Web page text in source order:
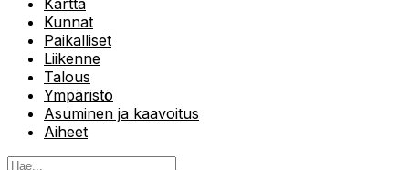
Kunnat
Paikalliset
Liikenne
Talous
Ympäristö
Asuminen ja kaavoitus
Aiheet